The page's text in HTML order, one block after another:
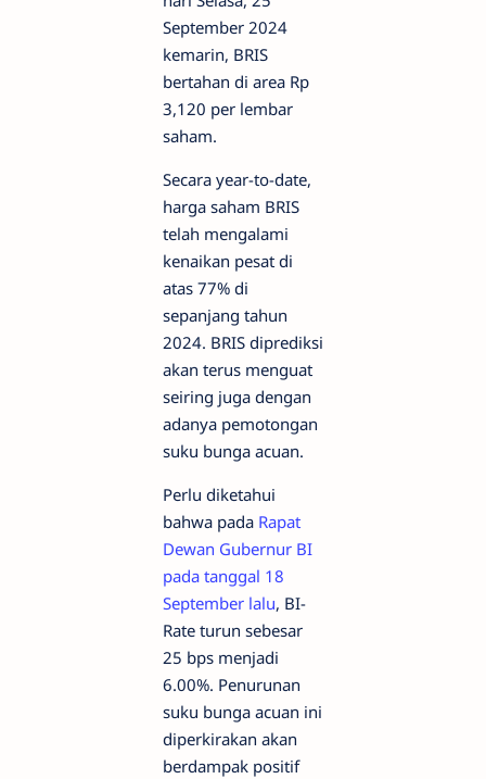
September 2024
kemarin, BRIS
bertahan di area Rp
3,120 per lembar
saham.
Secara year-to-date,
harga saham BRIS
telah mengalami
kenaikan pesat di
atas 77% di
sepanjang tahun
2024. BRIS diprediksi
akan terus menguat
seiring juga dengan
adanya pemotongan
suku bunga acuan.
Perlu diketahui
bahwa pada Rapat
Dewan Gubernur BI
pada tanggal 18
September lalu, BI-
Rate turun sebesar
25 bps menjadi
6.00%. Penurunan
suku bunga acuan ini
diperkirakan akan
berdampak positif